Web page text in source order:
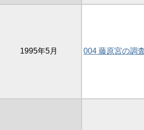
1995年5月 004 藤原宮の調